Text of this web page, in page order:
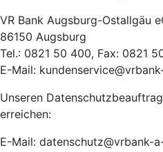
VR Bank Augsburg-Ostallgäu
86150 Augsburg
Tel.: 0821 50 400, Fax: 0821
E-Mail:
Unseren
erreichen:
E-Mail: datenschutz@vrbank-